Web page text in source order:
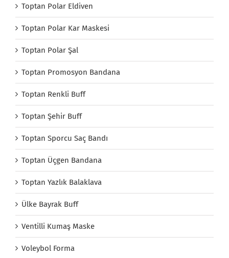
Toptan Polar Eldiven
Toptan Polar Kar Maskesi
Toptan Polar Şal
Toptan Promosyon Bandana
Toptan Renkli Buff
Toptan Şehir Buff
Toptan Sporcu Saç Bandı
Toptan Üçgen Bandana
Toptan Yazlık Balaklava
Ülke Bayrak Buff
Ventilli Kumaş Maske
Voleybol Forma